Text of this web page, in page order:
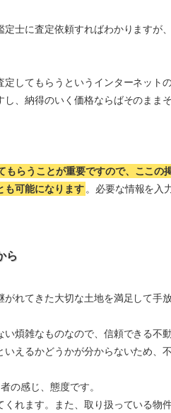
士に査定依頼すればわかりますが
してもらうというインターネット
、納得のいく価格ならばそのまま
もらうことが重要ですので、ここ
も可能になります 。必要な情報を入
ら
れてきた大切な土地を満足して手
煩雑なものなので、信頼できる不
えるかどうかが分からないため、
の感じ、態度です。
れます。また、取り扱っている物